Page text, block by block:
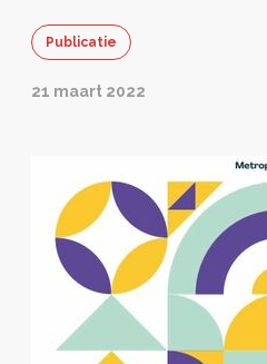
Publicatie
21 maart 2022